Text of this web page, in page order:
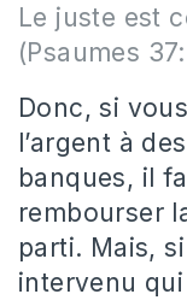
Le juste est
(Psaumes
Donc, si
l’argent à
banques, il
rembourser
parti. Mais,
intervenu